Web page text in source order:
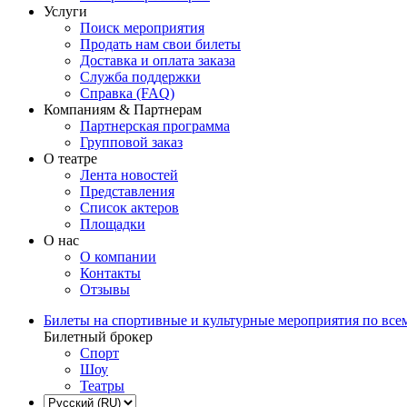
Услуги
Поиск мероприятия
Продать нам свои билеты
Доставка и оплата заказа
Служба поддержки
Справка (FAQ)
Компаниям & Партнерам
Партнерская программа
Групповой заказ
О театре
Лента новостей
Представления
Список актеров
Площадки
О нас
О компании
Контакты
Отзывы
Билеты на спортивные и культурные мероприятия по
Билетный брокер
Спорт
Шоу
Театры